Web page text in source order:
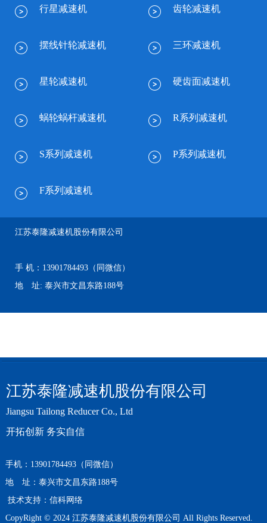
行星减速机 齿轮减速机
摆线针轮减速机 三环减速机
星轮减速机 硬齿面减速机
蜗轮蜗杆减速机 R系列减速机
S系列减速机 P系列减速机
F系列减速机
江苏泰隆减速机股份有限公司
手 机：13901784493（同微信）
地 址: 泰兴市文昌东路188号
江苏泰隆减速机股份有限公司
Jiangsu Tailong Reducer Co., Ltd
开拓创新 务实自信
手机：13901784493（同微信）
地 址：泰兴市文昌东路188号
技术支持： 信科网络
CopyRight © 2024 江苏泰隆减速机股份有限公司 All Rights Reserved.